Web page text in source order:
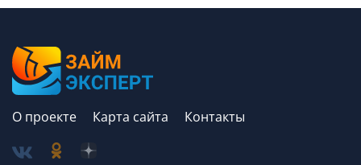
О проекте Карта сайта Контакты